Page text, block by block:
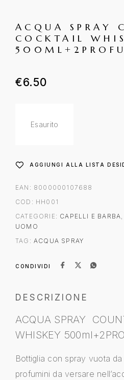
ACQUA SPRAY
COCKTAIL
€6.50
Esaurito
AGGIUNGI ALLA LISTA
EAN: 8000000107688
COD: HH001
CATEGORIE: CAPELLI E BARBA,
UOMO
TAG: ACQUA SPRAY
CONDIVIDI
DESCRIZIONE
ACQUA SPRAY
WHISKEY
Bottiglia con spray vuota
profumini da versare